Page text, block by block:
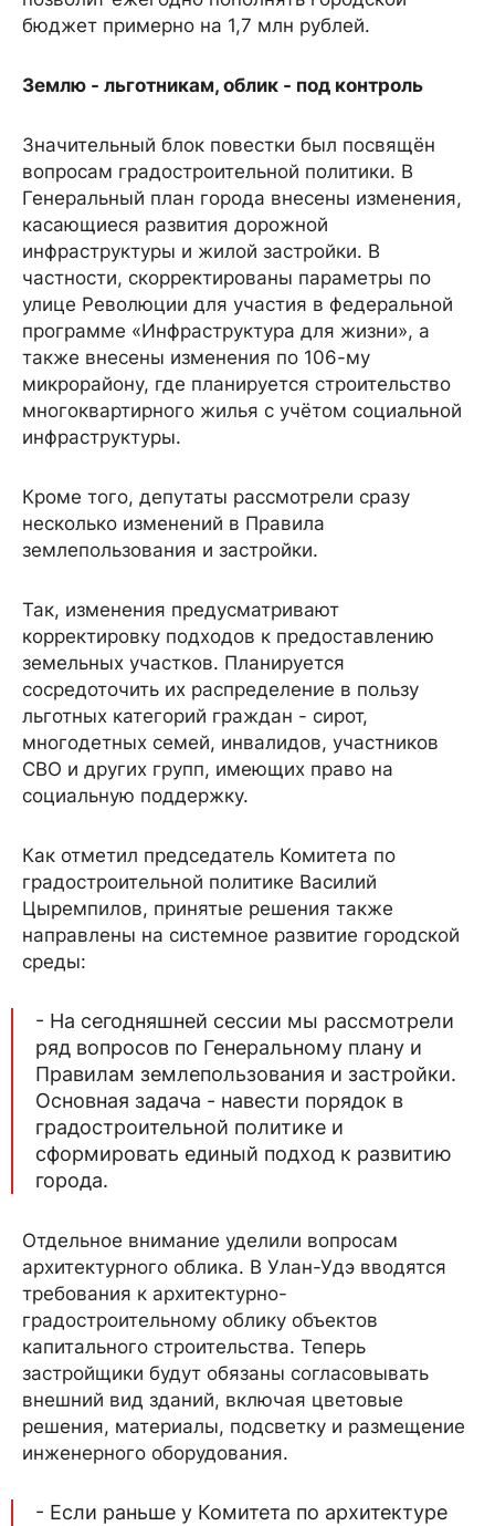
бюджет примерно на 1,7 млн рублей.
Землю - льготникам, облик - под контроль
Значительный блок повестки был посвящён
вопросам градостроительной политики. В
Генеральный план города внесены изменения,
касающиеся развития дорожной
инфраструктуры и жилой застройки. В
частности, скорректированы параметры по
улице Революции для участия в федеральной
программе «Инфраструктура для жизни», а
также внесены изменения по 106-му
микрорайону, где планируется строительство
многоквартирного жилья с учётом социальной
инфраструктуры.
Кроме того, депутаты рассмотрели сразу
несколько изменений в Правила
землепользования и застройки.
Так, изменения предусматривают
корректировку подходов к предоставлению
земельных участков. Планируется
сосредоточить их распределение в пользу
льготных категорий граждан - сирот,
многодетных семей, инвалидов, участников
СВО и других групп, имеющих право на
социальную поддержку.
Как отметил председатель Комитета по
градостроительной политике Василий
Цыремпилов, принятые решения также
направлены на системное развитие городской
среды:
- На сегодняшней сессии мы рассмотрели
ряд вопросов по Генеральному плану и
Правилам землепользования и застройки.
Основная задача - навести порядок в
градостроительной политике и
сформировать единый подход к развитию
города.
Отдельное внимание уделили вопросам
архитектурного облика. В Улан-Удэ вводятся
требования к архитектурно-
градостроительному облику объектов
капитального строительства. Теперь
застройщики будут обязаны согласовывать
внешний вид зданий, включая цветовые
решения, материалы, подсветку и размещение
инженерного оборудования.
- Если раньше у Комитета по архитектуре